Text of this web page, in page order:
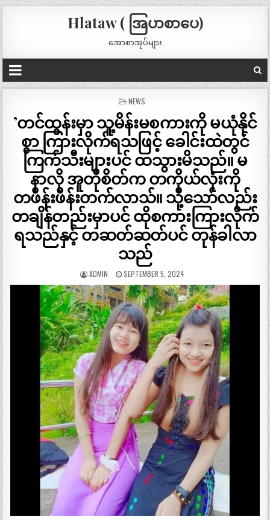
Hlataw ( အြပာစာပေ)
အောစာအုပ်များ
POSTED
IN
NEWS
’တင်ထွန်းမှာ သူ့မိန်းမစကားကို မယုံနိုင်
စွာ ကြားလိုက်ရသဖြင့် ခေါင်းထဲတွင်
ကြက်သီးများပင် ထသွားမိသည်။ မ
နာလို အူတိုစိတ်က တကိုယ်လုံးကို
တဖိန်းဖိန်းတက်လာသ်။ သို့သော်လည်း
တချိန်တည်းမှာပင် ထိုစကားကြားလိုက်
ရသည်နှင့် တဆတ်ဆတ်ပင် တုန်ခါလာ
သည်
ADMIN SEPTEMBER 5, 2024